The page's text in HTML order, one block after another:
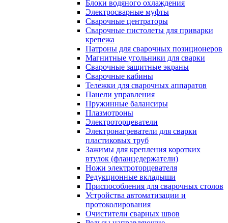
Блоки водяного охлаждения
Электросварные муфты
Сварочные центраторы
Сварочные пистолеты для приварки
крепежа
Патроны для сварочных позиционеров
Магнитные угольники для сварки
Сварочные защитные экраны
Сварочные кабины
Тележки для сварочных аппаратов
Панели управления
Пружинные балансиры
Плазмотроны
Электроторцеватели
Электронагреватели для сварки
пластиковых труб
Зажимы для крепления коротких
втулок (фланцедержатели)
Ножи электроторцевателя
Редукционные вкладыши
Приспособления для сварочных столов
Устройства автоматизации и
протоколирования
Очистители сварных швов